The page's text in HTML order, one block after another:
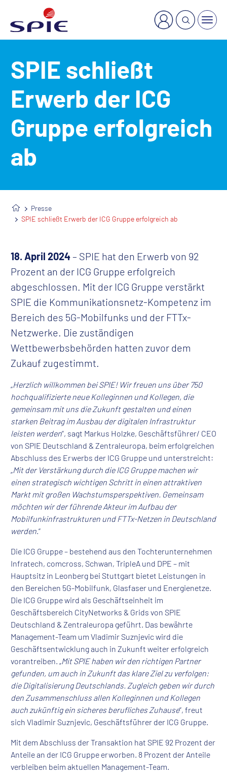
SPIE schließt
Erwerb der ICG
Gruppe erfolgreich
ab
Presse
SPIE schließt Erwerb der ICG Gruppe erfolgreich ab
18. April 2024– SPIE hat den Erwerb von 92
Prozent an der ICG Gruppe erfolgreich
abgeschlossen. Mit der ICG Gruppe verstärkt
SPIE die Kommunikationsnetz-Kompetenz im
Bereich des 5G-Mobilfunks und der FTTx-
Netzwerke. Die zuständigen
Wettbewerbsbehörden hatten zuvor dem
Zukauf zugestimmt.
„Herzlich willkommen bei SPIE! Wir freuen uns über 750
hochqualifizierte neue Kolleginnen und Kollegen, die
gemeinsam mit uns die Zukunft gestalten und einen
starken Beitrag im Ausbau der digitalen Infrastruktur
leisten werden“, sagt Markus Holzke, Geschäftsführer/ CEO
von SPIE Deutschland & Zentraleuropa, beim erfolgreichen
Abschluss des Erwerbs der ICG Gruppe und unterstreicht:
„Mit der Verstärkung durch die ICG Gruppe machen wir
einen strategisch wichtigen Schritt in einen attraktiven
Markt mit großen Wachstumsperspektiven. Gemeinsam
möchten wir der führende Akteur im Aufbau der
Mobilfunkinfrastrukturen und FTTx-Netzen in Deutschland
werden.“
Die ICG Gruppe – bestehend aus den Tochterunternehmen
Infratech, comcross, Schwan, TripleA und DPE – mit
Hauptsitz in Leonberg bei Stuttgart bietet Leistungen in
den Bereichen 5G-Mobilfunk, Glasfaser und Energienetze.
Die ICG Gruppe wird als Geschäftseinheit im
Geschäftsbereich CityNetworks & Grids von SPIE
Deutschland & Zentraleuropa geführt. Das bewährte
Management-Team um Vladimir Suznjevic wird die
Geschäftsentwicklung auch in Zukunft weiter erfolgreich
vorantreiben. „Mit SPIE haben wir den richtigen Partner
gefunden, um auch in Zukunft das klare Ziel zu verfolgen:
die Digitalisierung Deutschlands. Zugleich geben wir durch
den Zusammenschluss allen Kolleginnen und Kollegen
auch zukünftig ein sicheres berufliches Zuhause“, freut
sich Vladimir Suznjevic, Geschäftsführer der ICG Gruppe.
Mit dem Abschluss der Transaktion hat SPIE 92 Prozent der
Anteile an der ICG Gruppe erworben. 8 Prozent der Anteile
verbleiben beim aktuellen Management-Team.